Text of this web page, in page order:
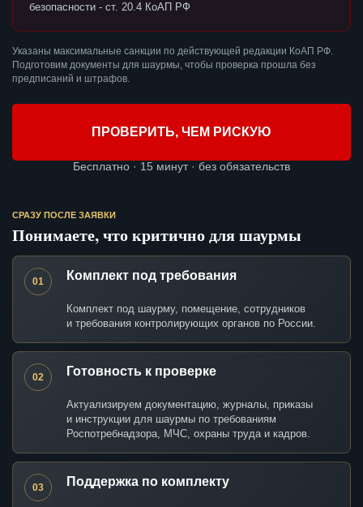
безопасности - ст. 20.4 КоАП РФ
Указаны максимальные санкции по действующей редакции КоАП РФ.
Подготовим документы для шаурмы, чтобы проверка прошла без
предписаний и штрафов.
ПРОВЕРИТЬ, ЧЕМ РИСКУЮ
Бесплатно · 15 минут · без обязательств
СРАЗУ ПОСЛЕ ЗАЯВКИ
Понимаете, что критично для шаурмы
01 Комплект под требования
Комплект под шаурму, помещение, сотрудников
и требования контролирующих органов по России.
02 Готовность к проверке
Актуализируем документацию, журналы, приказы
и инструкции для шаурмы по требованиям
Роспотребнадзора, МЧС, охраны труда и кадров.
03 Поддержка по комплекту